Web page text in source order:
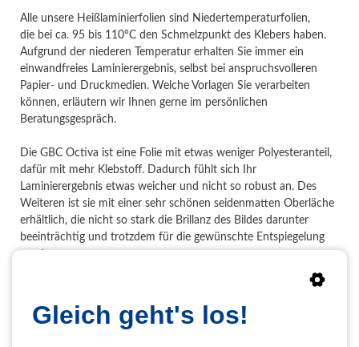
Alle unsere Heißlaminierfolien sind Niedertemperaturfolien,
die bei ca. 95 bis 110°C den Schmelzpunkt des Klebers haben.
Aufgrund der niederen Temperatur erhalten Sie immer ein
einwandfreies Laminierergebnis, selbst bei anspruchsvolleren
Papier- und Druckmedien. Welche Vorlagen Sie verarbeiten
können, erläutern wir Ihnen gerne im persönlichen
Beratungsgespräch.
Die GBC Octiva ist eine Folie mit etwas weniger Polyesteranteil,
dafür mit mehr Klebstoff. Dadurch fühlt sich Ihr
Laminierergebnis etwas weicher und nicht so robust an. Des
Weiteren ist sie mit einer sehr schönen seidenmatten Oberläche
erhältlich, die nicht so stark die Brillanz des Bildes darunter
beeinträchtig und trotzdem für die gewünschte Entspiegelung
Damit Sie Ihre laminierte Vorlage einfach auf verschiedenste
Untergründe, wie z. B. Glas, Forex, Dibond, Kapa Platten,
aufkleben können, haben wir die LASTICK Folie mit
Gleich geht's los!